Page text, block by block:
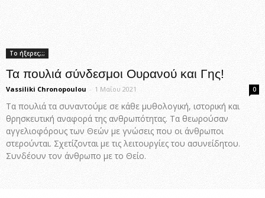
Το ήξερες;;;
Τα πουλιά σύνδεσμοι Ουρανού και Γης!
Vassiliki Chronopoulou - 1 Μαΐου 2021 0
Τα πουλιά τα συναντούμε σε κάθε μυθολογική, ιστορική και
θρησκευτική αναφορά της ανθρωπότητας. Τα θεωρούσαν
αγγελιοφόρους των Θεών με γνώσεις που οι άνθρωποι
στερούνται. Σχετίζονται με τις λειτουργίες του ασυνείδητου.
Συνδέουν τον άνθρωπο με το Θείο.